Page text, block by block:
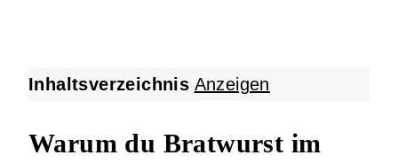
Inhaltsverzeichnis Anzeigen
Warum du Bratwurst im